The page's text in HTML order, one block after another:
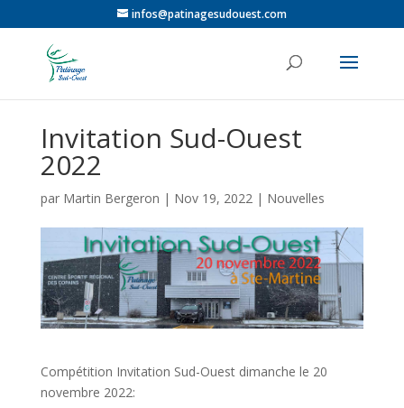
infos@patinagesudouest.com
Invitation Sud-Ouest
2022
par Martin Bergeron | Nov 19, 2022| Nouvelles
Compétition Invitation Sud-Ouest dimanche le 20
novembre 2022: